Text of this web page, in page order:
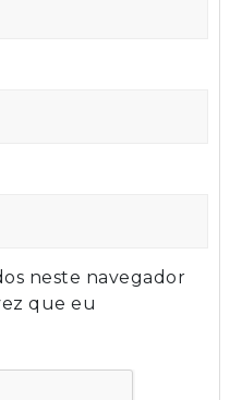
neste navegador
que eu